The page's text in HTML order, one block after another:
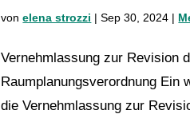
vonelena strozzi |Sep 30, 2024 |
Vernehmlassung zur Revision
Raumplanungsverordnung Ein
die Vernehmlassung zur